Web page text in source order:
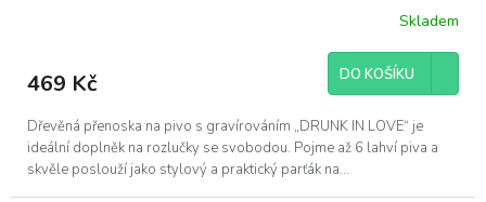
Skladem
469 Kč DO KOŠÍKU
Dřevěná přenoska na pivo s gravírováním „DRUNK IN LOVE“ je
ideální doplněk na rozlučky se svobodou. Pojme až 6 lahví piva a
skvěle poslouží jako stylový a praktický parťák na...